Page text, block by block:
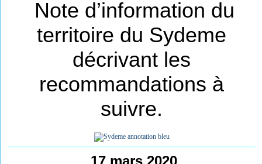
Note d’information du
territoire du Sydeme
décrivant les
recommandations à
suivre.
17 mars 2020